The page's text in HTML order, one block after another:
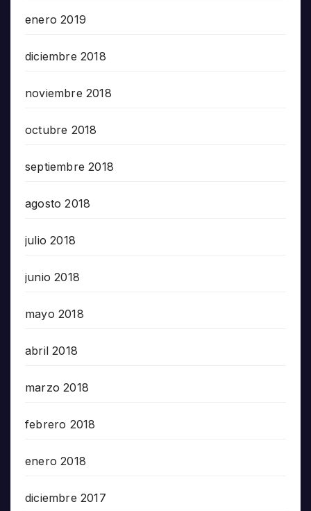
enero 2019
diciembre 2018
noviembre 2018
octubre 2018
septiembre 2018
agosto 2018
julio 2018
junio 2018
mayo 2018
abril 2018
marzo 2018
febrero 2018
enero 2018
diciembre 2017